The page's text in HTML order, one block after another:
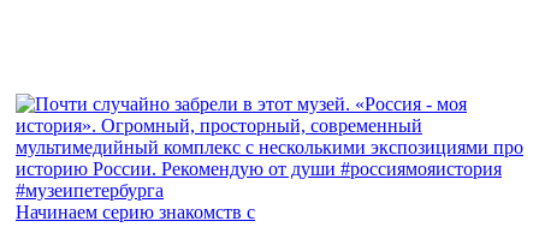
Начинаем серию знакомств с